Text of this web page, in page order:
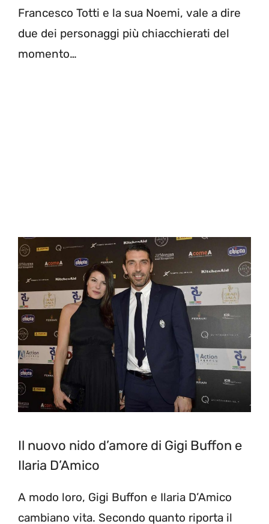
Francesco Totti e la sua Noemi, vale a dire
due dei personaggi più chiacchierati del
momento…
Il nuovo nido d’amore di Gigi Buffon e
Ilaria D’Amico
A modo loro, Gigi Buffon e Ilaria D’Amico
cambiano vita. Secondo quanto riporta il